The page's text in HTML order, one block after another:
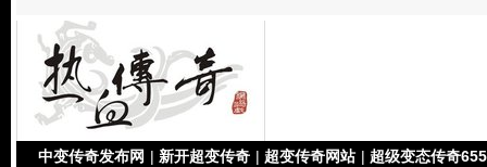
中变传奇发布网 | 新开超变传奇 | 超变传奇网站 | 超级变态传奇